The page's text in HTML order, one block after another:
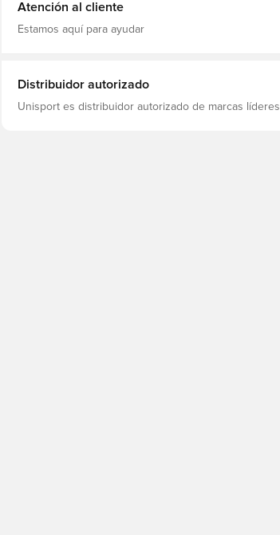
Atención al cliente
Estamos aquí para ayudar
Distribuidor autorizado
Unisport es distribuidor autorizado de marcas líderes